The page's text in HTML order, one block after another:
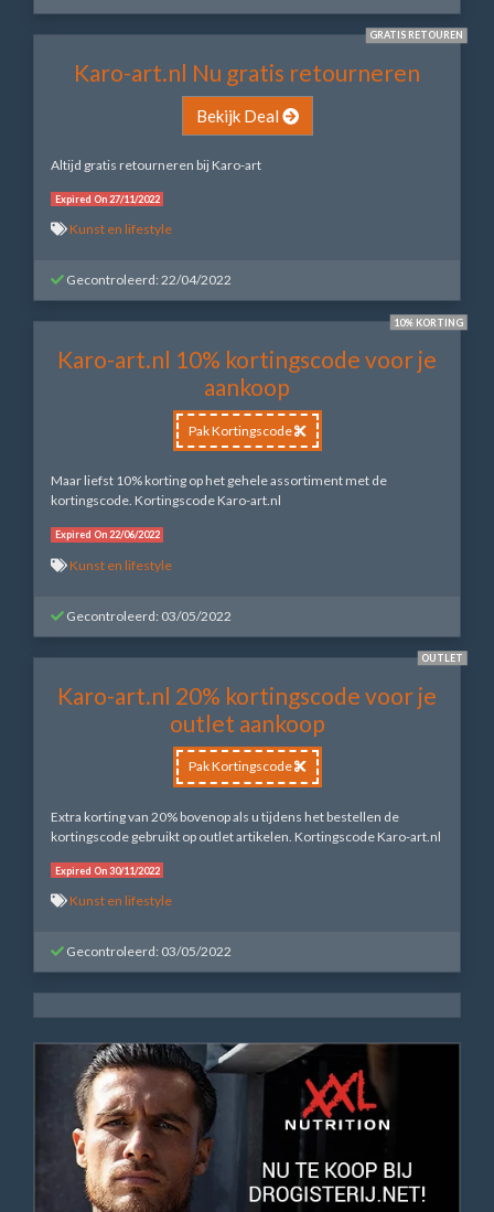
GRATIS RETOUREN
Karo-art.nl Nu gratis retourneren
Bekijk Deal
Altijd gratis retourneren bij Karo-art
Expired On 27/11/2022
Kunst en lifestyle
Gecontroleerd: 22/04/2022
10% KORTING
Karo-art.nl 10% kortingscode voor je
aankoop
Pak Kortingscode
Maar liefst 10% korting op het gehele assortiment met de
kortingscode. Kortingscode Karo-art.nl
Expired On 22/06/2022
Kunst en lifestyle
Gecontroleerd: 03/05/2022
OUTLET
Karo-art.nl 20% kortingscode voor je
outlet aankoop
Pak Kortingscode
Extra korting van 20% bovenop als u tijdens het bestellen de
kortingscode gebruikt op outlet artikelen. Kortingscode Karo-art.nl
Expired On 30/11/2022
Kunst en lifestyle
Gecontroleerd: 03/05/2022